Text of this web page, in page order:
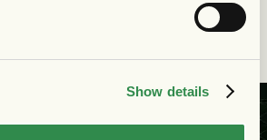
Show details
till fördel för GAIS, men där poängen
på tilläggstid.